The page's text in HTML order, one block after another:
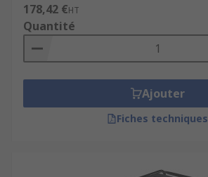
178,42 €HT
Quantité
Ajouter
Fiches techniques